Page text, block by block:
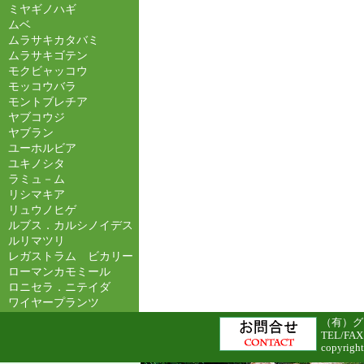
ミヤギノハギ
ムベ
ムラサキカタバミ
ムラサキゴテン
モクビャッコウ
モッコウバラ
モントブレチア
ヤブコウジ
ヤブラン
ユーホルビア
ユキノシタ
ラミュ－ム
リシマキア
リュウノヒゲ
ルブス．カルシノイデス
ルリマツリ
レガストラム ビカリー
ローマンカモミール
ロニセラ．ニテイダ
ワイヤープランツ
（有）
TEL/
copyright